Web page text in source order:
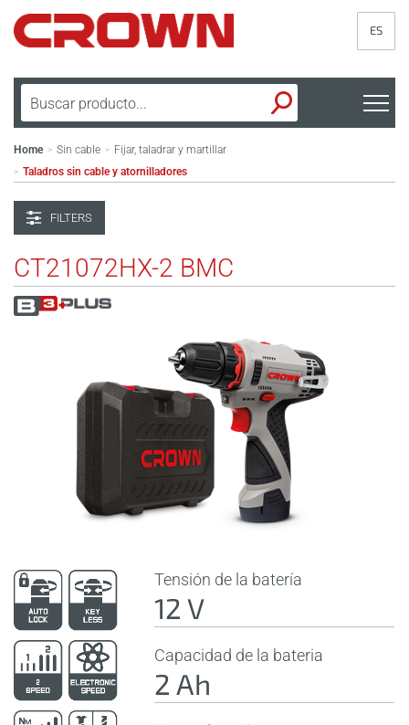
ES
Home > Sin cable > Fijar, taladrar y martillar
> Taladros sin cable y atornilladores
FILTERS
CT21072HX-2 BMC
Tensión de la batería
12 V
Capacidad de la bateria
2 Ah